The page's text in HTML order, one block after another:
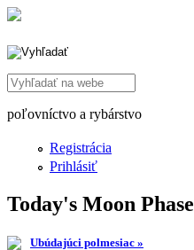
Search this site
poľovníctvo a rybárstvo
Registrácia
Prihlásiť
Today's Moon Phase
Ubúdajúci polmesiac »